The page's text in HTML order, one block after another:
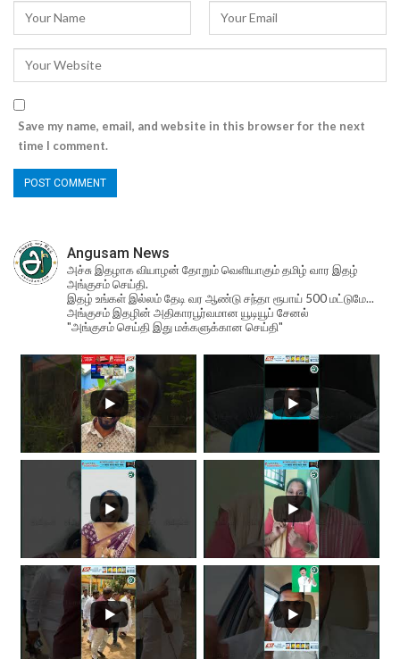
Save my name, email, and website in this browser for the next
time I comment.
Angusam News
அச்சு இதழாக வியாழன் தோறும் வெளியாகும் தமிழ் வார இதழ்
அங்குசம் செய்தி.
இதழ் உங்கள் இல்லம் தேடி வர ஆண்டு சந்தா ரூபாய் 500 மட்டுமே...
அங்குசம் இதழின் அதிகாரபூர்வமான யூடியூப் சேனல்
"அங்குசம் செய்தி இது மக்களுக்கான செய்தி"